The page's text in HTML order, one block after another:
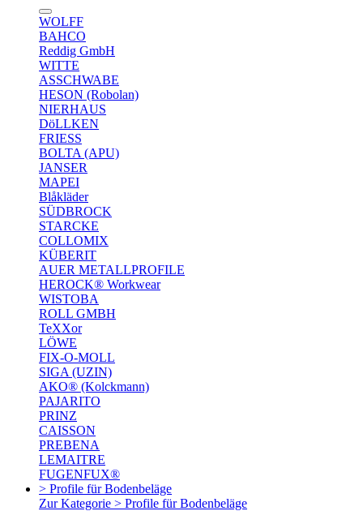
WOLFF
BAHCO
Reddig GmbH
WITTE
ASSCHWABE
HESON (Robolan)
NIERHAUS
DöLLKEN
FRIESS
BOLTA (APU)
JANSER
MAPEI
Blåkläder
SÜDBROCK
STARCKE
COLLOMIX
KÜBERIT
AUER METALLPROFILE
HEROCK® Workwear
WISTOBA
ROLL GMBH
TeXXor
LÖWE
FIX-O-MOLL
SIGA (UZIN)
AKO® (Kolckmann)
PAJARITO
PRINZ
CAISSON
PREBENA
LEMAITRE
FUGENFUX®
> Profile für Bodenbeläge
Zur Kategorie > Profile für Bodenbeläge